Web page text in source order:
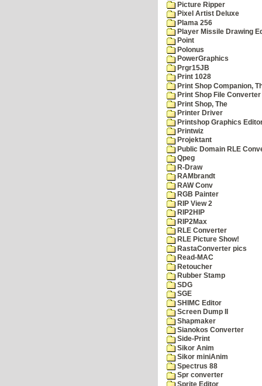
Picture Ripper
Pixel Artist Deluxe
Plama 256
Player Missile Drawing
Point
Polonus
PowerGraphics
Prgr15JB
Print 1028
Print Shop Companion,
Print Shop File Converter
Print Shop, The
Printer Driver
Printshop Graphics
Printwiz
Projektant
Public Domain RLE
Qpeg
R-Draw
RAMbrandt
RAW Conv
RGB Painter
RIP View 2
RIP2HIP
RIP2Max
RLE Converter
RLE Picture Show!
RastaConverter pics
Read-MAC
Retoucher
Rubber Stamp
SDG
SGE
SHIMC Editor
Screen Dump II
Shapmaker
Sianokos Converter
Side-Print
Sikor Anim
Sikor miniAnim
Spectrus 88
Spr converter
Sprite Editor